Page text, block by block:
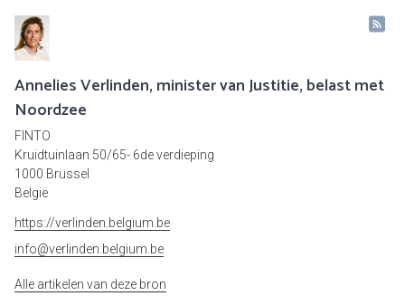
Annelies Verlinden, minister van Justitie, belast met
Noordzee
FINTO
Kruidtuinlaan 50/65- 6de verdieping
1000 Brussel
België
https://verlinden.belgium.be
info@verlinden.belgium.be
Alle artikelen van deze bron